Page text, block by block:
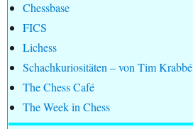
Chessbase
FICS
Lichess
Schachkuriositäten – von Tim Krabbé
The Chess Café
The Week in Chess